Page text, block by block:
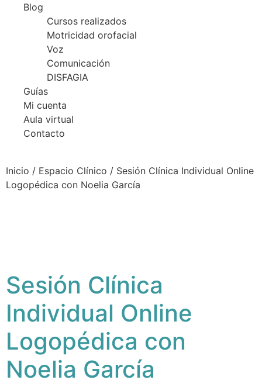
Blog
Cursos realizados
Motricidad orofacial
Voz
Comunicación
DISFAGIA
Guías
Mi cuenta
Aula virtual
Contacto
Inicio / Espacio Clínico / Sesión Clínica Individual Online
Logopédica con Noelia García
Sesión Clínica
Individual Online
Logopédica con
Noelia García